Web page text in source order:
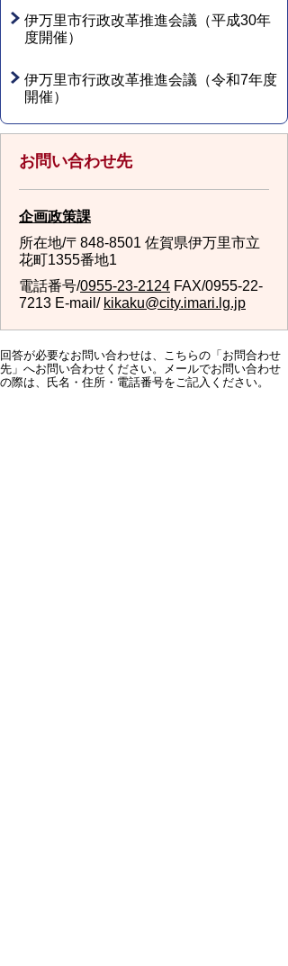
伊万里市行政改革推進会議（平成30年
度開催）
伊万里市行政改革推進会議（令和7年度
開催）
お問い合わせ先
企画政策課
所在地/〒848-8501 佐賀県伊万里市立
花町1355番地1
電話番号/0955-23-2124 FAX/0955-22-
7213 E-mail/ kikaku@city.imari.lg.jp
回答が必要なお問い合わせは、こちらの「お問合わせ
先」へお問い合わせください。メールでお問い合わせ
の際は、氏名・住所・電話番号をご記入ください。